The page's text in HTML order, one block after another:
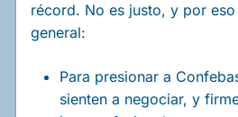
récord. No es justo, y por
general:
Para presionar a
sienten a negociar, y